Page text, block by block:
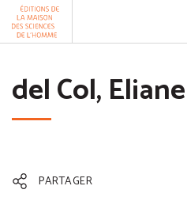
Aller au contenu
del Col, Eliane
PARTAGER
Panneau de gestion des cookies